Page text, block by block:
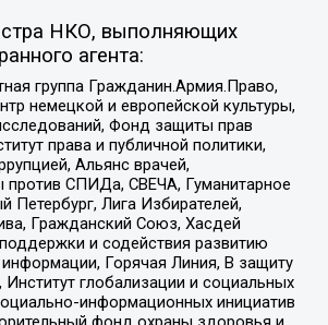
НКО, выполняющих
агента:
группа Гражданин.Армия.Право,
немецкой и европейской культуры,
Фонд защиты прав
права и публичной политики,
Альянс врачей,
СПИДа, СВЕЧА, Гуманитарное
Петербург, Лига Избирателей,
Гражданский Союз, Хасдей
и содействия развитию
Горячая Линия, В защиту
глобализации и социальных
информационных инициатив